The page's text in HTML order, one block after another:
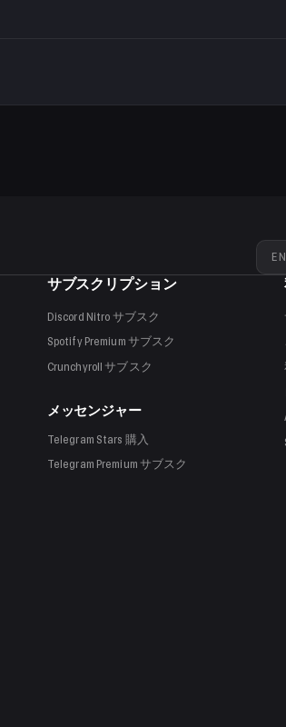
EN
サブスクリプション
Discord Nitroサブスク
Spotify Premiumサブスク
Crunchyrollサブスク
メッセンジャー
Telegram Stars 購入
Telegram Premiumサブスク